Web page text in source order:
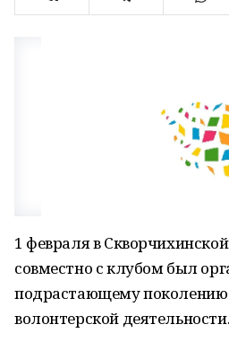
1 февраля в
совместно с клубом был
подрастающему поколению
волонтерской деятельности.